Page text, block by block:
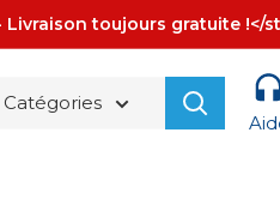
toujours gratuite !</
Catégories